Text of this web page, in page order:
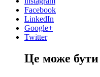
Facebook
LinkedIn
Google+
Twitter
Це може бути